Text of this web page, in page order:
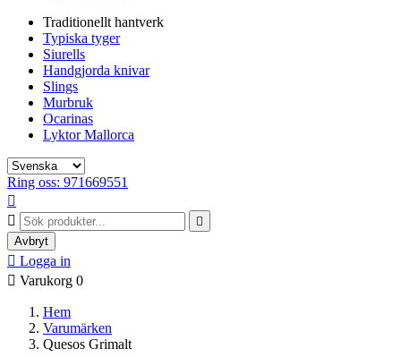
Traditionellt hantverk
Typiska tyger
Siurells
Handgjorda knivar
Slings
Murbruk
Ocarinas
Lyktor Mallorca
Ring oss: 971669551



Avbryt
 Logga in
 Varukorg 0
Hem
Varumärken
Quesos Grimalt